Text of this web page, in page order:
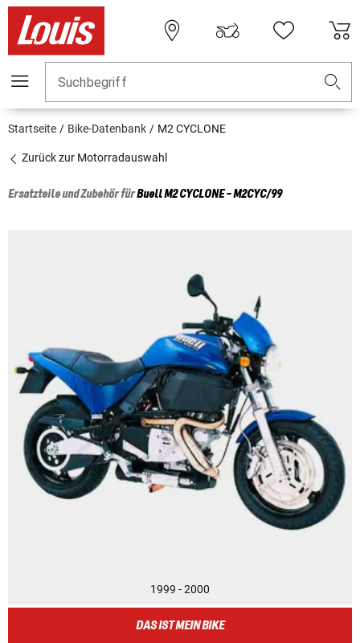
Suchbegriff
Startseite Bike-Datenbank M2 CYCLONE
Zurück zur Motorradauswahl
Ersatzteile und Zubehör fürBuellM2 CYCLONE - M2CYC/99
1999 - 2000
DAS IST MEIN BIKE